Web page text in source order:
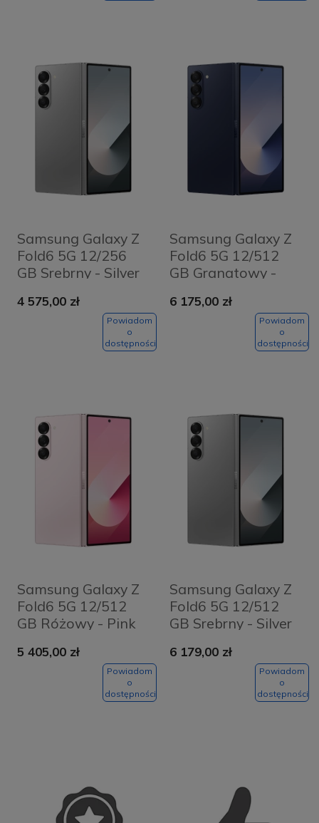
Samsung Galaxy Z
Fold6 5G 12/256
GB Srebrny - Silver
4 575,00 zł
Powiadom
o
dostępności
Samsung Galaxy Z
Fold6 5G 12/512
GB Granatowy -
6 175,00 zł
Powiadom
o
dostępności
Samsung Galaxy Z
Fold6 5G 12/512
GB Różowy - Pink
5 405,00 zł
Powiadom
o
dostępności
Samsung Galaxy Z
Fold6 5G 12/512
GB Srebrny - Silver
6 179,00 zł
Powiadom
o
dostępności